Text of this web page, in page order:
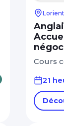
Lorient
Cours
21